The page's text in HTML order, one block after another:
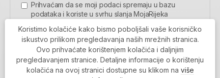
Prihvaćam da se moji podaci spremaju u bazu
podataka i koriste u svrhu slanja MojaRijeka
MOJARIJEKA NEWSLETTER
PRIJAVI SE
Koristimo kolačiće kako bismo poboljšali vaše korisničko
iskustvo prilikom pregledavanja naših mrežnih stranica.
Ovo prihvaćate korištenjem kolačića i daljnjim
pregledavanjem stranice. Detaljne informacije o korištenju
kolačića na ovoj stranici dostupne su klikom na više